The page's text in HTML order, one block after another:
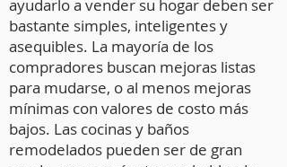
ayudarlo a vender su hogar deben ser
bastante simples, inteligentes y
asequibles. La mayoría de los
compradores buscan mejoras listas
para mudarse, o al menos mejoras
mínimas con valores de costo más
bajos. Las cocinas y baños
remodelados pueden ser de gran